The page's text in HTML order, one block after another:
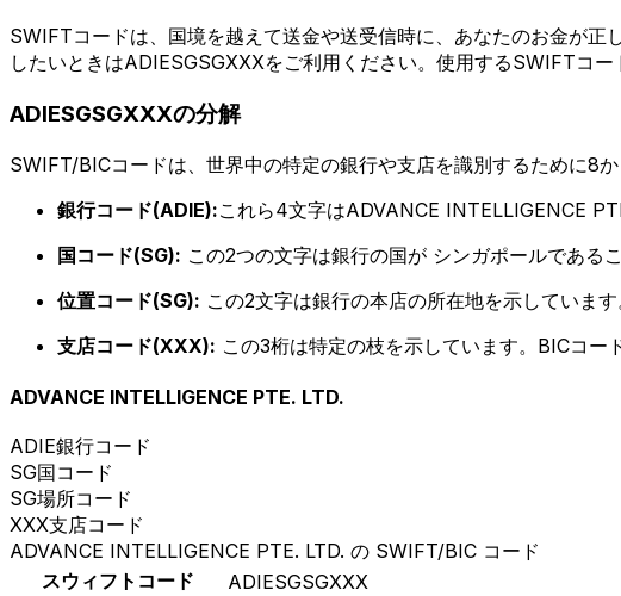
SWIFTコードは、国境を越えて送金や送受信時に、あなたのお金が
したいときはADIESGSGXXXをご利用ください。使用するSWIFTコ
ADIESGSGXXXの分解
SWIFT/BICコードは、世界中の特定の銀行や支店を識別するために8か
銀行コード(ADIE):これら4文字はADVANCE INTELLIGENCE
国コード(SG): この2つの文字は銀行の国が シンガポールである
位置コード(SG): この2文字は銀行の本店の所在地を示しています
支店コード(XXX): この3桁は特定の枝を示しています。BICコー
ADVANCE INTELLIGENCE PTE. LTD.
ADIE銀行コード
SG国コード
SG場所コード
XXX支店コード
ADVANCE INTELLIGENCE PTE. LTD. の SWIFT/BIC コード
スウィフトコード
ADIESGSGXXX